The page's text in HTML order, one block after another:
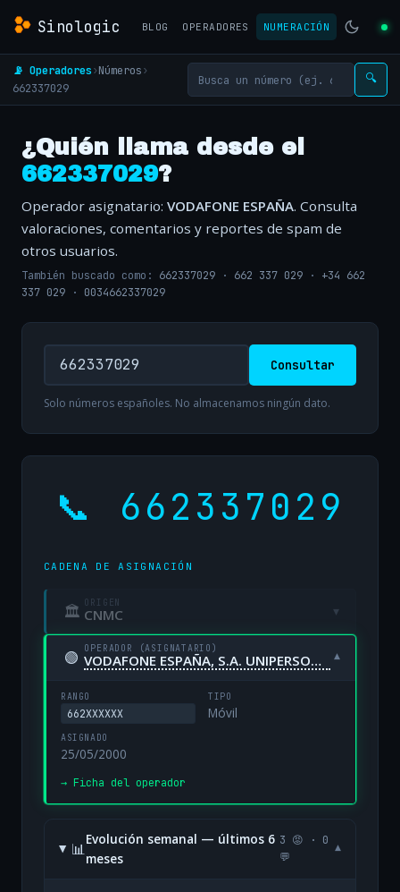
Sinologic BLOG OPERADORES NUMERACIÓN
📡 Operadores›Números›
662337029
🔍
¿Quién llama desde el
662337029?
Operador asignatario: VODAFONE ESPAÑA. Consulta
valoraciones, comentarios y reportes de spam de
otros usuarios.
También buscado como: 662337029 · 662 337 029 · +34 662
337 029 · 0034662337029
Consultar
Solo números españoles. No almacenamos ningún dato.
📞 662337029
CADENA DE ASIGNACIÓN
🏛 ORIGEN
CNMC ▾
🟢 OPERADOR (ASIGNATARIO)
VODAFONE ESPAÑA, S.A. UNIPERSONAL ▾
RANGO
662XXXXXX
TIPO
Móvil
ASIGNADO
25/05/2000
→ Ficha del operador
📊
Evolución semanal — últimos 6
meses
3 😡 · 0
💬
▾